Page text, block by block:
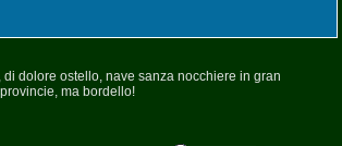
di dolore ostello, nave sanza nocchiere in gran
ma bordello!